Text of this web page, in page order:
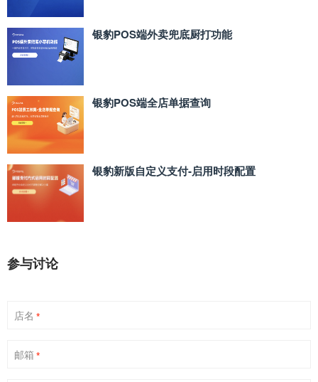
银豹POS端外卖兜底厨打功能
银豹POS端全店单据查询
银豹新版自定义支付‑启用时段配置
参与讨论
店名 *
邮箱 *